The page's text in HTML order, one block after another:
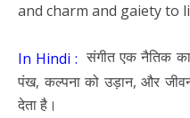
and charm and gaiety to
In Hindi : संगीत एक नैतिक
पंख, कल्पना को उड़ान, और
देता है।